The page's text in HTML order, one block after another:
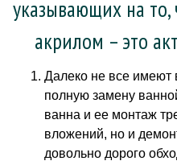
указывающих на то,
акрилом – это
Далеко не все имеют
полную замену
ванна и ее монтаж
вложений, но и
довольно дорого